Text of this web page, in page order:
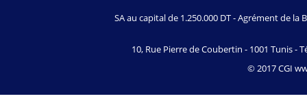
SA au capital de 1.250.000 DT - Agrément de la
10, Rue Pierre de Coubertin - 1001 Tunis -
© 2017 CGI